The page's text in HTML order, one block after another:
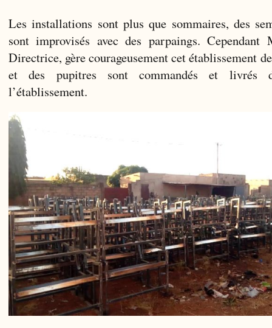
Les installations sont plus que sommaires, des
sont improvisés avec des parpaings. Cependant
Directrice, gère courageusement cet établissement
et des pupitres sont commandés et livrés
l’établissement.